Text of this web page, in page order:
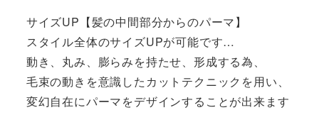
サイズUP【髪の中間部分からのパーマ】
スタイル全体のサイズUPが可能です…
動き、丸み、膨らみを持たせ、形成する為、
毛束の動きを意識したカットテクニックを用い、
変幻自在にパーマをデザインすることが出来ます